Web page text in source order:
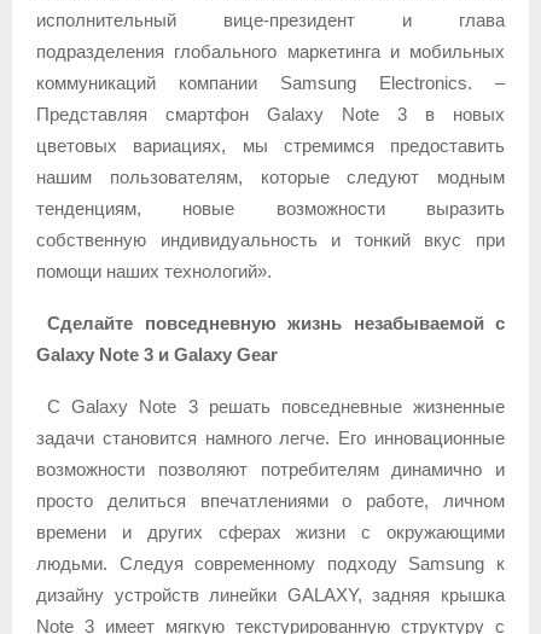
исполнительный вице-президент и глава
подразделения глобального маркетинга и мобильных
коммуникаций компании Samsung Electronics. –
Представляя смартфон Galaxy Note 3 в новых
цветовых вариациях, мы стремимся предоставить
нашим пользователям, которые следуют модным
тенденциям, новые возможности выразить
собственную индивидуальность и тонкий вкус при
помощи наших технологий».
Сделайте повседневную жизнь незабываемой с
Galaxy Note 3 и Galaxy Gear
С Galaxy Note 3 решать повседневные жизненные
задачи становится намного легче. Его инновационные
возможности позволяют потребителям динамично и
просто делиться впечатлениями о работе, личном
времени и других сферах жизни с окружающими
людьми. Следуя современному подходу Samsung к
дизайну устройств линейки GALAXY, задняя крышка
Note 3 имеет мягкую текстурированную структуру с